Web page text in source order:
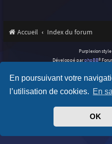
En poursuivant votre
l’utilisation de cookies. En
OK
Accueil Index du forum
Purplexion
Développé parphpBB®